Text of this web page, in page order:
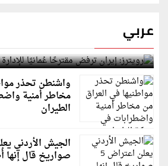
عربي
رويترز: إيران ترفض مقترحًا عُمانيًا
لمضيق هرمز
واشنطن تحذر
مخاطر أمنية
الطيران
صواريخ قال إنها